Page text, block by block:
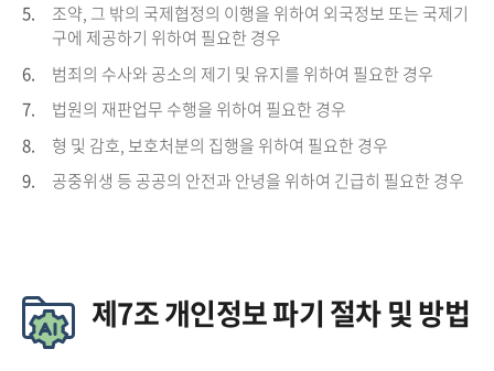
5.
조약, 그 밖의 국제협정의 이행을 위하여 외국정보 또는 국제기
구에 제공하기 위하여 필요한 경우
6.
범죄의 수사와 공소의 제기 및 유지를 위하여 필요한 경우
7.
법원의 재판업무 수행을 위하여 필요한 경우
8.
형 및 감호, 보호처분의 집행을 위하여 필요한 경우
9.
공중위생 등 공공의 안전과 안녕을 위하여 긴급히 필요한 경우
제7조 개인정보 파기 절차 및 방법